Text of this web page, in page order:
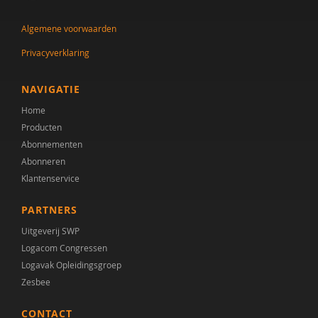
Tineke Backer van Ommeren
Tineke Backer van Ommeren-van der Meer
Jacqueline Bailly
Simon Baron-Cohen
AMC/de Bascule
Jojanneke Bastiaansen
Sander Begeer
werkgroep behandeling CASS18+
M.L. Bezemer
E.M.A. Blijd-Hoogewys
Algemene voorwaarden
Privacyverklaring
NAVIGATIE
Home
Producten
Abonnementen
Abonneren
Klantenservice
PARTNERS
Uitgeverij SWP
Logacom Congressen
Logavak Opleidingsgroep
Zesbee
CONTACT